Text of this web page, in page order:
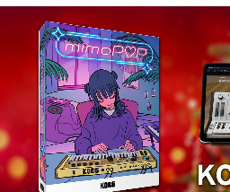
Händlersuche
Shop
Neuigkeiten
Gebiet / Land